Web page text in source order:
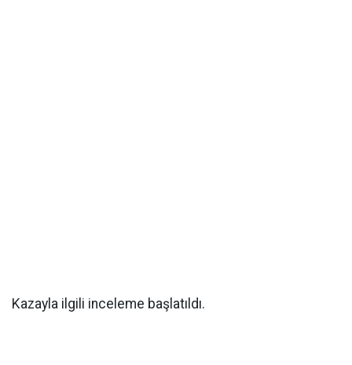
Kazayla ilgili inceleme başlatıldı.